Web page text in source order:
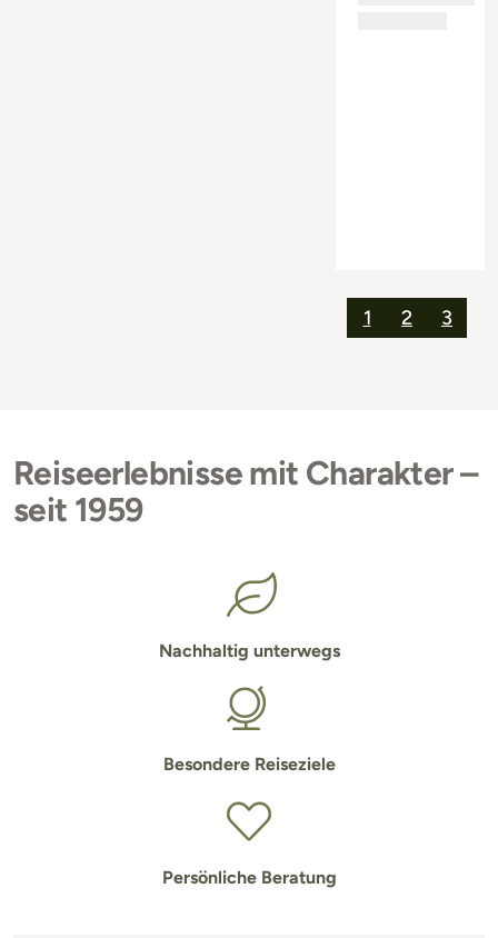
1 2 3
Reiseerlebnisse mit Charakter –
seit 1959
Nachhaltig unterwegs
Besondere Reiseziele
Persönliche Beratung